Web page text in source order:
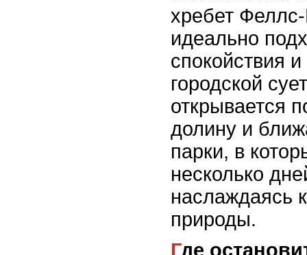
хребет
идеально
спокойствия
городской
открывается
долину и
парки, в
несколько
наслаждаясь
природы.
Где